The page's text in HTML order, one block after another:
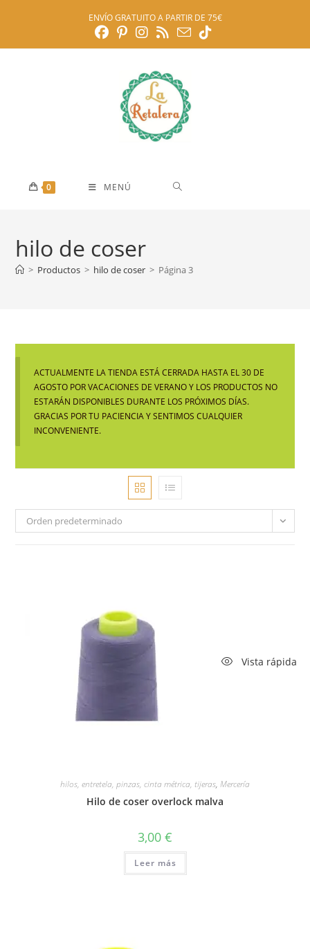
ENVÍO GRATUITO A PARTIR DE 75€
0 MENÚ
hilo de coser
> Productos > hilo de coser > Página 3
ACTUALMENTE LA TIENDA ESTÁ CERRADA HASTA EL 30 DE
AGOSTO POR VACACIONES DE VERANO Y LOS PRODUCTOS NO
ESTARÁN DISPONIBLES DURANTE LOS PRÓXIMOS DÍAS.
GRACIAS POR TU PACIENCIA Y SENTIMOS CUALQUIER
INCONVENIENTE.
Orden predeterminado
Vista rápida
hilos, entretela, pinzas, cinta métrica, tijeras, Mercería
Hilo de coser overlock malva
3,00 €
Leer más